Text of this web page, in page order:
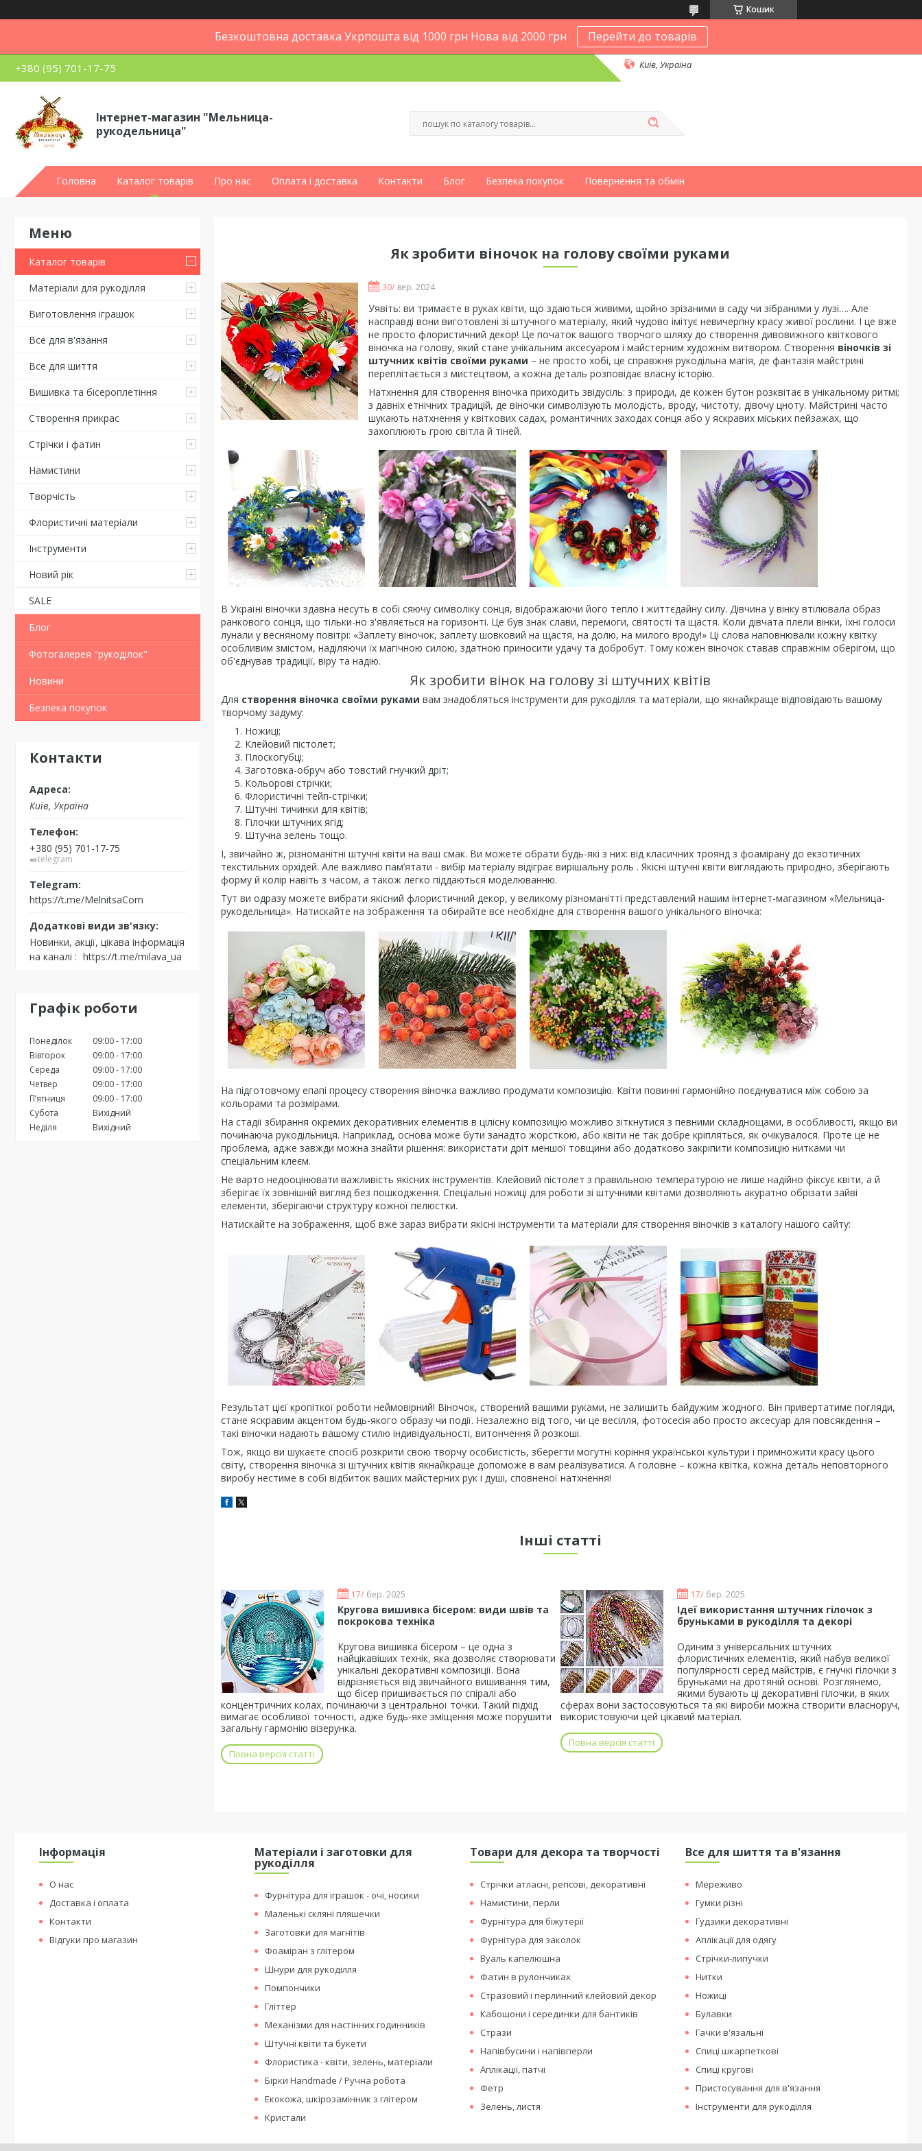
Кошик
Безкоштовна доставка Укрпошта від 1000 грн Нова від 2000 грн Перейти до товарів
+380 (95) 701-17-75 Київ, Україна
Інтернет-магазин "Мельница-
рукодельница"
Головна Каталог товарів Про нас Оплата і доставка Контакти Блог Безпека покупок Повернення та обмін
Каталог товарів
Матеріали для рукоділля
Виготовлення іграшок
Все для в'язання
Все для шиття
Вишивка та бісероплетіння
Створення прикрас
Стрічки і фатин
Намистини
Творчість
Флористичні матеріали
Інструменти
Новий рік
SALE
Блог
Фотогалерея "рукоділок"
Новини
Безпека покупок
Контакти
Київ, Україна
+380 (95) 701-17-75
✒️telegram
https://t.me/MelnitsaCom
Новинки, акції, цікава інформація
на каналі
https://t.me/milava_ua
Графік роботи
Понеділок 09:00
17:00
Вівторок
09:00
17:00
Середа
09:00
17:00
Четвер
09:00
17:00
Пʼятниця
09:00
17:00
Субота
Вихідний
Неділя
Вихідний
Як зробити віночок на голову своїми руками
30/ вер. 2024
Уявіть: ви тримаєте в руках квіти, що здаються живими, щойно зрізаними в саду чи зібраними у лузі…. Але
насправді вони виготовлені зі штучного матеріалу, який чудово імітує невичерпну красу живої рослини. І це вже
не просто флористичний декор! Це початок вашого творчого шляху до створення дивовижного квіткового
віночка на голову, який стане унікальним аксесуаром і майстерним художнім витвором. Створення віночків зі
штучних квітів своїми руками – не просто хобі, це справжня рукодільна магія, де фантазія майстрині
переплітається з мистецтвом, а кожна деталь розповідає власну історію.
Натхнення для створення віночка приходить звідусіль: з природи, де кожен бутон розквітає в унікальному ритмі;
з давніх етнічних традицій, де віночки символізують молодість, вроду, чистоту, дівочу цноту. Майстрині часто
шукають натхнення у квіткових садах, романтичних заходах сонця або у яскравих міських пейзажах, що
захоплюють грою світла й тіней.
В Україні віночки здавна несуть в собі сяючу символіку сонця, відображаючи його тепло і життєдайну силу. Дівчина у вінку втілювала образ
ранкового сонця, що тільки-но з'являється на горизонті. Це був знак слави, перемоги, святості та щастя. Коли дівчата плели вінки, їхні голоси
лунали у весняному повітрі: «Заплету віночок, заплету шовковий на щастя, на долю, на милого вроду!» Ці слова наповнювали кожну квітку
особливим змістом, наділяючи їх магічною силою, здатною приносити удачу та добробут. Тому кожен віночок ставав справжнім оберігом, що
об'єднував традиції, віру та надію.
Як зробити вінок на голову зі штучних квітів
Для створення віночка своїми руками вам знадобляться інструменти для рукоділля та матеріали, що якнайкраще відповідають вашому
творчому задуму:
Ножиці;
Клейовий пістолет;
Плоскогубці;
Заготовка-обруч або товстий гнучкий дріт;
Кольорові стрічки;
Флористичні тейп-стрічки;
Штучні тичинки для квітів;
Гілочки штучних ягід;
Штучна зелень тощо.
І, звичайно ж, різноманітні штучні квіти на ваш смак. Ви можете обрати будь-які з них: від класичних троянд з фоамірану до екзотичних
текстильних орхідей. Але важливо пам’ятати - вибір матеріалу відіграє вирішальну роль . Якісні штучні квіти виглядають природно, зберігають
форму й колір навіть з часом, а також легко піддаються моделюванню.
Тут ви одразу можете вибрати якісний флористичний декор, у великому різноманітті представлений нашим інтернет-магазином «Мельница-
рукодельница». Натискайте на зображення та обирайте все необхідне для створення вашого унікального віночка:
На підготовчому епапі процесу створення віночка важливо продумати композицію. Квіти повинні гармонійно поєднуватися між собою за
кольорами та розмірами.
На стадії збирання окремих декоративних елементів в цілісну композицію можливо зіткнутися з певними складнощами, в особливості, якщо ви
починаюча рукодільниця. Наприклад, основа може бути занадто жорсткою, або квіти не так добре кріпляться, як очікувалося. Проте це не
проблема, адже завжди можна знайти рішення: використати дріт меншої товщини або додатково закріпити композицію нитками чи
спеціальним клеєм.
Не варто недооцінювати важливість якісних інструментів. Клейовий пістолет з правильною температурою не лише надійно фіксує квіти, а й
зберігає їх зовнішній вигляд без пошкодження. Спеціальні ножиці для роботи зі штучними квітами дозволяють акуратно обрізати зайві
елементи, зберігаючи структуру кожної пелюстки.
Натискайте на зображення, щоб вже зараз вибрати якісні інструменти та матеріали для створення віночків з каталогу нашого сайту:
Результат цієї кропіткої роботи неймовірний! Віночок, створений вашими руками, не залишить байдужим жодного. Він привертатиме погляди,
стане яскравим акцентом будь-якого образу чи події. Незалежно від того, чи це весілля, фотосесія або просто аксесуар для повсякдення –
такі віночки надають вашому стилю індивідуальності, витончення й розкоші.
Тож, якщо ви шукаєте спосіб розкрити свою творчу особистість, зберегти могутні коріння української культури і примножити красу цього
світу, створення віночка зі штучних квітів якнайкраще допоможе в вам реалізуватися. А головне – кожна квітка, кожна деталь неповторного
виробу нестиме в собі відбиток ваших майстерних рук і душі, сповненої натхнення!
Інші статті
17/ бер. 2025
Кругова вишивка бісером: види швів та
покрокова техніка
Кругова вишивка бісером – це одна з
найцікавіших технік, яка дозволяє створювати
унікальні декоративні композиції. Вона
відрізняється від звичайного вишивання тим,
що бісер пришивається по спіралі або
концентричних колах, починаючи з центральної точки. Такий підхід
вимагає особливої точності, адже будь-яке зміщення може порушити
загальну гармонію візерунка.
Повна версія статті
17/ бер. 2025
Ідеї використання штучних гілочок з
бруньками в рукоділля та декорі
Одиним з універсальних штучних
флористичних елементів, який набув великої
популярності серед майстрів, є гнучкі гілочки з
бруньками на дротяній основі. Розглянемо,
якими бувають ці декоративні гілочки, в яких
сферах вони застосовуються та які вироби можна створити власноруч,
використовуючи цей цікавий матеріал.
Повна версія статті
Інформація
О нас
Доставка і оплата
Контакти
Відгуки про магазин
Матеріали і заготовки для
рукоділля
Фурнітура для іграшок - очі, носики
Маленькі скляні пляшечки
Заготовки для магнітів
Фоаміран з глітером
Шнури для рукоділля
Помпончики
Гліттер
Механізми для настінних годинників
Штучні квіти та букети
Флористика - квіти, зелень, матеріали
Бірки Handmade / Ручна робота
Екокожа, шкірозамінник з глітером
Кристали
Товари для декора та творчості
Стрічки атласні, репсові, декоративні
Намистини, перли
Фурнітура для біжутерії
Фурнітура для заколок
Вуаль капелюшна
Фатин в рулончиках
Стразовий і перлинний клейовий декор
Кабошони і серединки для бантиків
Стрази
Напівбусини і напівперли
Аплікації, патчі
Фетр
Зелень, листя
Все для шиття та в'язання
Мереживо
Гумки різні
Гудзики декоративні
Аплікації для одягу
Стрічки-липучки
Нитки
Ножиці
Булавки
Гачки в'язальні
Спиці шкарпеткові
Спиці кругові
Пристосування для в'язання
Інструменти для рукоділля